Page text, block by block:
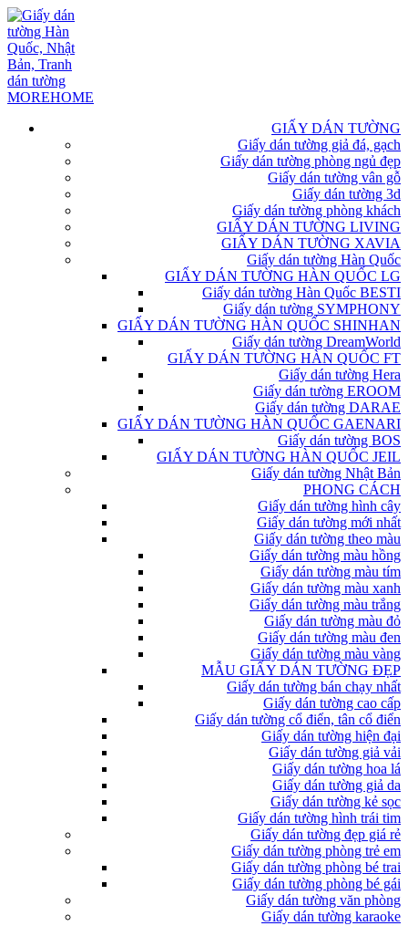
GIẤY DÁN TƯỜNG
Giấy dán tường giả đá, gạch
Giấy dán tường phòng ngủ đẹp
Giấy dán tường vân gỗ
Giấy dán tường 3d
Giấy dán tường phòng khách
GIẤY DÁN TƯỜNG LIVING
GIẤY DÁN TƯỜNG XAVIA
Giấy dán tường Hàn Quốc
GIẤY DÁN TƯỜNG HÀN QUỐC LG
Giấy dán tường Hàn Quốc BESTI
Giấy dán tường SYMPHONY
GIẤY DÁN TƯỜNG HÀN QUỐC SHINHAN
Giấy dán tường DreamWorld
GIẤY DÁN TƯỜNG HÀN QUỐC FT
Giấy dán tường Hera
Giấy dán tường EROOM
Giấy dán tường DARAE
GIẤY DÁN TƯỜNG HÀN QUỐC GAENARI
Giấy dán tường BOS
GIẤY DÁN TƯỜNG HÀN QUỐC JEIL
Giấy dán tường Nhật Bản
PHONG CÁCH
Giấy dán tường hình cây
Giấy dán tường mới nhất
Giấy dán tường theo màu
Giấy dán tường màu hồng
Giấy dán tường màu tím
Giấy dán tường màu xanh
Giấy dán tường màu trắng
Giấy dán tường màu đỏ
Giấy dán tường màu đen
Giấy dán tường màu vàng
MẪU GIẤY DÁN TƯỜNG ĐẸP
Giấy dán tường bán chạy nhất
Giấy dán tường cao cấp
Giấy dán tường cổ điển, tân cổ điển
Giấy dán tường hiện đại
Giấy dán tường giả vải
Giấy dán tường hoa lá
Giấy dán tường giả da
Giấy dán tường kẻ sọc
Giấy dán tường hình trái tim
Giấy dán tường đẹp giá rẻ
Giấy dán tường phòng trẻ em
Giấy dán tường phòng bé trai
Giấy dán tường phòng bé gái
Giấy dán tường văn phòng
Giấy dán tường karaoke